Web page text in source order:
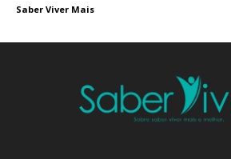
Saber Viver Mais